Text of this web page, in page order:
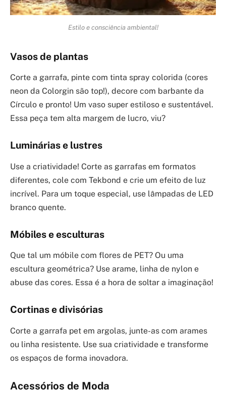
Estilo e consciência ambiental!
Vasos de plantas
Corte a garrafa, pinte com tinta spray colorida (cores
neon da Colorgin são top!), decore com barbante da
Círculo e pronto! Um vaso super estiloso e sustentável.
Essa peça tem alta margem de lucro, viu?
Luminárias e lustres
Use a criatividade! Corte as garrafas em formatos
diferentes, cole com Tekbond e crie um efeito de luz
incrível. Para um toque especial, use lâmpadas de LED
branco quente.
Móbiles e esculturas
Que tal um móbile com flores de PET? Ou uma
escultura geométrica? Use arame, linha de nylon e
abuse das cores. Essa é a hora de soltar a imaginação!
Cortinas e divisórias
Corte a garrafa pet em argolas, junte-as com arames
ou linha resistente. Use sua criatividade e transforme
os espaços de forma inovadora.
Acessórios de Moda